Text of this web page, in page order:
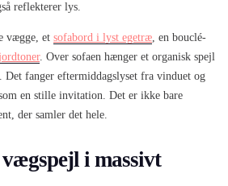
reflekterer lys.
vægge, et sofabord i lyst egetræ, en bouclé-
. Over sofaen hænger et organisk spejl
fanger eftermiddagslyset fra vinduet og
en stille invitation. Det er ikke bare
der samler det hele.
i massivt